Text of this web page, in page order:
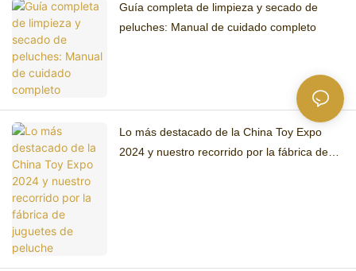
Guía completa de limpieza y secado de
peluches: Manual de cuidado completo
Lo más destacado de la China Toy Expo
2024 y nuestro recorrido por la fábrica de